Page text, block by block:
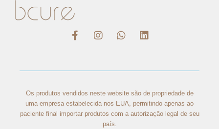
Os produtos vendidos neste website são de propriedade de
uma empresa estabelecida nos EUA, permitindo apenas ao
paciente final importar produtos com a autorização legal de seu
país.